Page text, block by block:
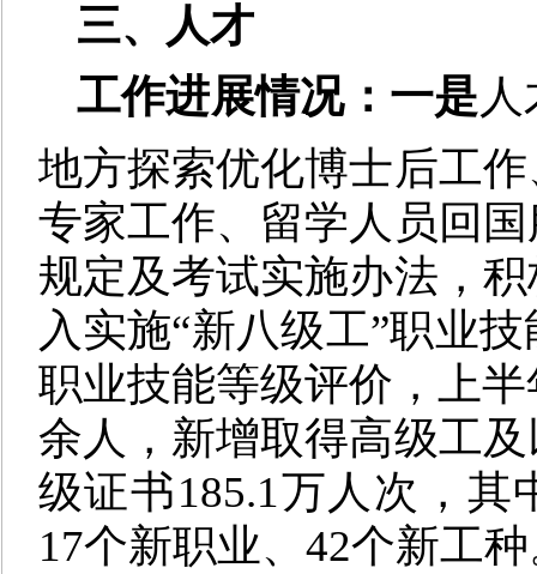
三、人才
工作进展情况：一是
地方探索优化博士后工
专家工作、留学人员回
规定及考试实施办法，
入实施“新八级工”职业
职业技能等级评价，上
余人，新增取得高级工
级证书185.1万人次，其
17个新职业、42个新工